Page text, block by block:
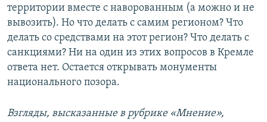
территории вместе с наворованным (а можно и не
вывозить). Но что делать с самим регионом? Что
делать со средствами на этот регион? Что делать с
санкциями? Ни на один из этих вопросов в Кремле
ответа нет. Остается открывать монументы
национального позора.
Взгляды, высказанные в рубрике «Мнение»,